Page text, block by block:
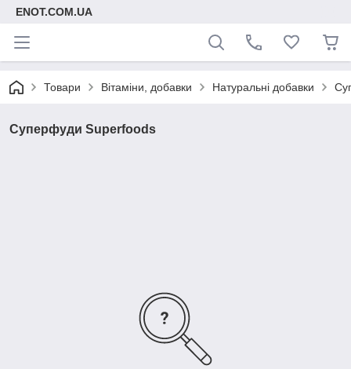
ENOT.COM.UA
Товари Вітаміни, добавки Натуральні добавки
Суперфуди Superfoods